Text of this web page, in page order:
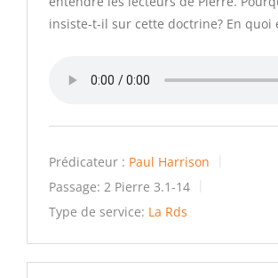
insiste-t-il sur cette doctrine? En quoi
Prédicateur : Paul Harrison
Passage: 2 Pierre 3.1-14
Type de service: La Rds